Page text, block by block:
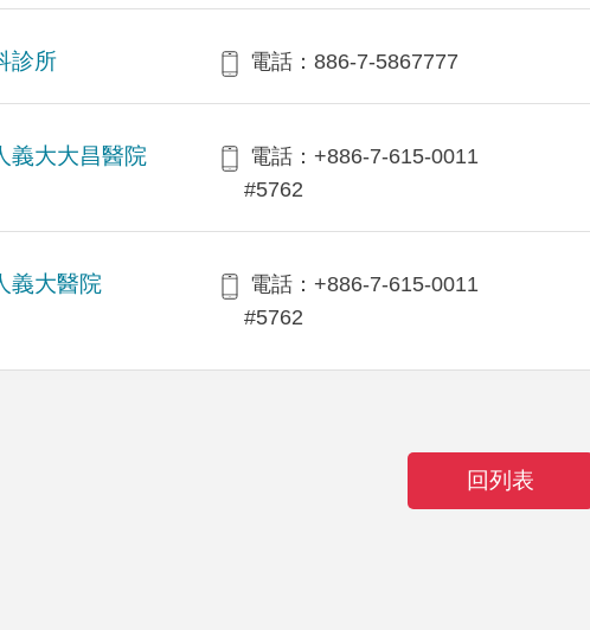
診所 電話：886-7-5867777
義大大昌醫院
電話：+886-7-615-0011
#5762
義大醫院
電話：+886-7-615-0011
#5762
回列表